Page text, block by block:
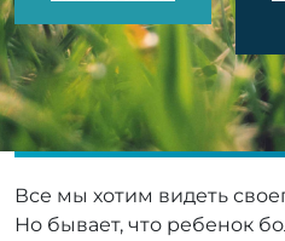
Все мы хотим видеть
Но бывает, что ребенок